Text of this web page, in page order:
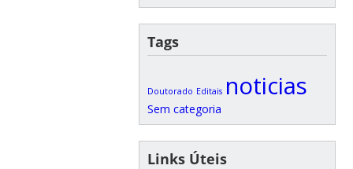
Tags
Doutorado Editais noticias
Sem categoria
Links Úteis